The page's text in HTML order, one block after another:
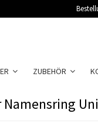
ZUBEHÖR